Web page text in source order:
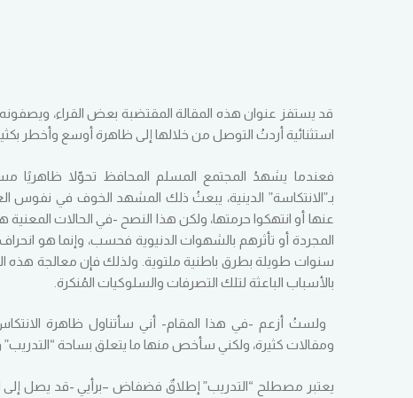
قد يستفز عنوان هذه المقالة المقتضبة بعض القراء، ويصفونه
استثنائية أردتُ التوصل من خلالها إلى ظاهرة أوسع وأخطر
فعندما يشهدُ المجتمع المسلم المحافظ تحوّلا ظاهريًا
بـ”الانتكاسة” الدينية، يبعثُ ذلك المشهد الخوف في نفوس
عنها أو انتهكوا حرمتها، ولكن هذا النصح -في الحالات
المجردة أو تأثرهم بالشهوات الدنيوية فحسب، وإنما هو
سنوات طويلة بطرق باطنية ملتوية. ولذلك فإن معالجة هذه
بالأسباب الباعثة لتلك التصرفات والسلوكيات المُنكرة.
ولستُ أزعم -في هذا المقام- أني سأتناول ظاهرة
ومقالات كثيرة، ولكني سأخص منها ما يتعلق بساحة
يعتبر مصطلح “التدريب” إطلاقٌ فضفاض –برأيي -قد يصل إلى